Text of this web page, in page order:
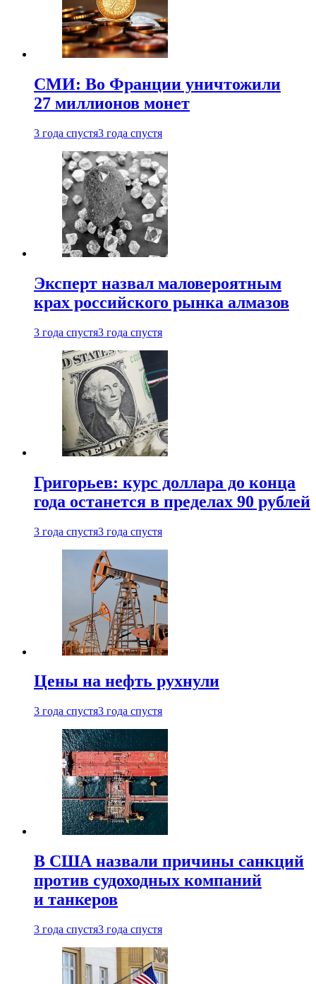
СМИ: Во Франции уничтожили
27 миллионов монет
3 года спустя3 года спустя
Эксперт назвал маловероятным
крах российского рынка алмазов
3 года спустя3 года спустя
Григорьев: курс доллара до конца
года останется в пределах 90 рублей
3 года спустя3 года спустя
Цены на нефть рухнули
3 года спустя3 года спустя
В США назвали причины санкций
против судоходных компаний
и танкеров
3 года спустя3 года спустя